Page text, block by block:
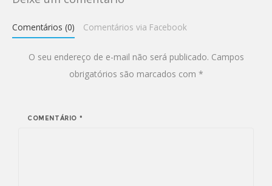
Comentários (0) Comentários via Facebook
O seu endereço de e-mail não será publicado. Campos
obrigatórios são marcados com *
COMENTÁRIO *